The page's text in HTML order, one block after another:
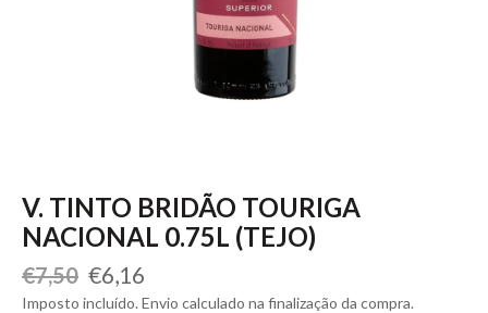
V. TINTO BRIDÃO TOURIGA
NACIONAL 0.75L (TEJO)
Preço
normal
€7,50 Preço
de
€6,16
Imposto incluído. Envio calculado na finalização da compra.